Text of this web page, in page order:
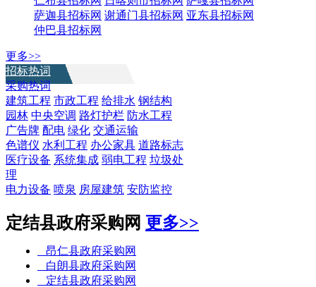
萨迦县招标网 谢通门县招标网 亚东县招标网
仲巴县招标网
更多>>
招标热词
采购热词
建筑工程 市政工程 给排水 钢结构
园林 中央空调 路灯护栏 防水工程
广告牌 配电 绿化 交通运输
色谱仪 水利工程 办公家具 道路标志
医疗设备 系统集成 弱电工程 垃圾处
理
电力设备 喷泉 房屋建筑 安防监控
定结县政府采购网 更多>>
昂仁县政府采购网
白朗县政府采购网
定结县政府采购网